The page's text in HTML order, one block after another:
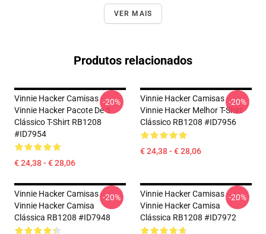
VER MAIS
Produtos relacionados
Vinnie Hacker Camisas -
Vinnie Hacker Pacote De 5
Clássico T-Shirt RB1208
#ID7954
€ 24,38 - € 28,06
-20%
Vinnie Hacker Camisas -
Vinnie Hacker Melhor T-Shirt
Clássico RB1208 #ID7956
€ 24,38 - € 28,06
-20%
Vinnie Hacker Camisas -
Vinnie Hacker Camisa
Clássica RB1208 #ID7948
-20%
Vinnie Hacker Camisas -
Vinnie Hacker Camisa
Clássica RB1208 #ID7972
-20%